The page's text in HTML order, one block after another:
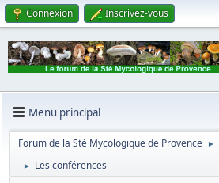
Connexion Inscrivez-vous
Menu principal
Forum de la Sté Mycologique de Provence ►
► Les conférences